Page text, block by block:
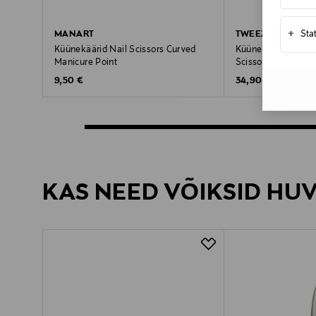
+
MANART
Küünekäärid Nail Scissors Curved
Manicure Point
Original Price
9,50 €
TWEEZERMAN
Küünekäärid
Scissors
Original Price
34,90 €
KAS NEED VÕIKSID